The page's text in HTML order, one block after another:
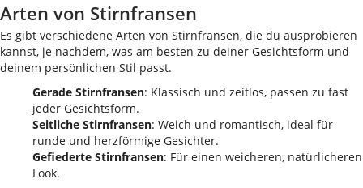
Arten von Stirnfransen
Es gibt verschiedene Arten von Stirnfransen, die du ausprobieren
kannst, je nachdem, was am besten zu deiner Gesichtsform und
deinem persönlichen Stil passt.
Gerade Stirnfransen: Klassisch und zeitlos, passen zu fast
jeder Gesichtsform.
Seitliche Stirnfransen: Weich und romantisch, ideal für
runde und herzförmige Gesichter.
Gefiederte Stirnfransen: Für einen weicheren, natürlicheren
Look.